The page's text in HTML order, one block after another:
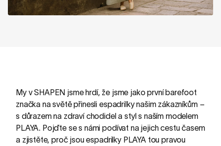
My v SHAPEN jsme hrdí, že jsme jako první barefoot
značka na světě přinesli espadrilky našim zákazníkům –
s důrazem na zdraví chodidel a styl s naším modelem
PLAYA. Pojďte se s námi podívat na jejich cestu časem
a zjistěte, proč jsou espadrilky PLAYA tou pravou